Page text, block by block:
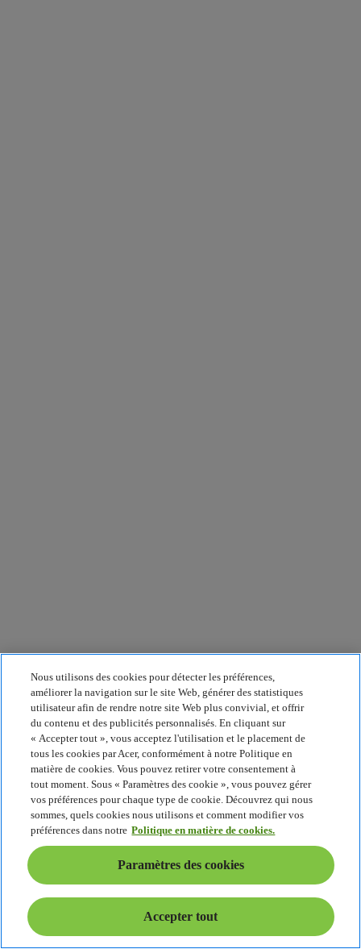
Les Copilot+ PC sont les PC Windows les plus
rapides et les plus intelligents jamais conçus.
Passez à une nouvelle dimension. Grâce à l'IA.
Regarder la vidéo
Nous utilisons des cookies pour détecter les préférences,
améliorer la navigation sur le site Web, générer des statistiques
utilisateur afin de rendre notre site Web plus convivial, et offrir
du contenu et des publicités personnalisés. En cliquant sur
« Accepter tout », vous acceptez l'utilisation et le placement de
tous les cookies par Acer, conformément à notre Politique en
matière de cookies. Vous pouvez retirer votre consentement à
tout moment. Sous « Paramètres des cookie », vous pouvez gérer
vos préférences pour chaque type de cookie. Découvrez qui nous
sommes, quels cookies nous utilisons et comment modifier vos
préférences dans notre Politique en matière de cookies.
Paramètres des cookies
Accepter tout